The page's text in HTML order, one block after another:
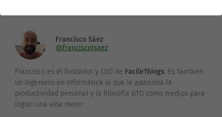
Francisco Sáez
@franciscojsaez
Francisco es el fundador y CEO de FacileThings. Es también
un Ingeniero en Informática al que le apasiona la
productividad personal y la filosofía GTD como medios para
lograr una vida mejor.